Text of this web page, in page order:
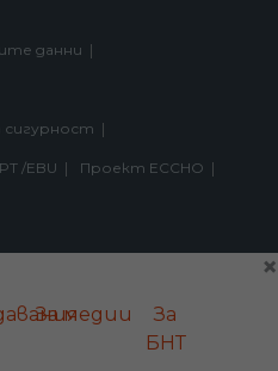
данни
сигурност
/EBU Проект ECCHO
×
За медии
За
БНТ